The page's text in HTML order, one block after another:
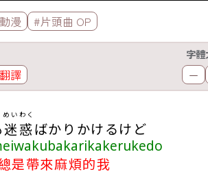
漫 #片頭曲 OP
譯
字
－
迷惑
めいわく
ばかりかけるけど
是帶來麻煩的我